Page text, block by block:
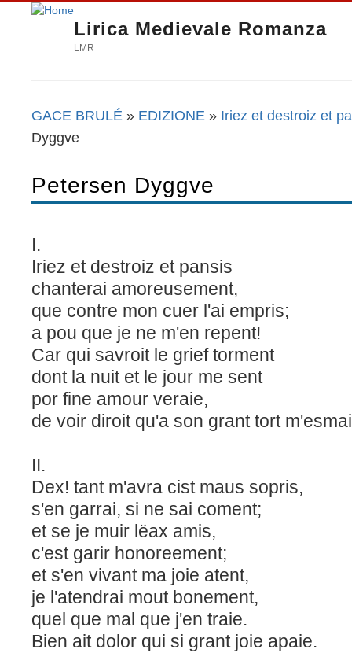
Lirica Medievale Romanza
LMR
Tu sei qui
GACE BRULÉ » EDIZIONE » Iriez et destroiz et
Dyggve
Petersen Dyggve
I.
Iriez et destroiz et pansis
chanterai amoreusement,
que contre mon cuer l'ai empris;
a pou que je ne m'en repent!
Car qui savroit le grief torment
dont la nuit et le jour me sent
por fine amour veraie,
de voir diroit qu'a son grant tort
II.
Dex! tant m'avra cist maus sopris,
s'en garrai, si ne sai coment;
et se je muir lëax amis,
c'est garir honoreement;
et s'en vivant ma joie atent,
je l'atendrai mout bonement,
quel que mal que j'en traie.
Bien ait dolor qui si grant joie apaie.